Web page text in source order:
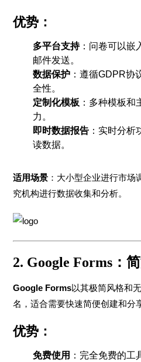
优势：
多平台支持：问卷可以嵌
邮件发送。
数据保护 ：遵循GDPR协
全性。
定制化模板 ：多种模板和
力。
即时数据报告 ：实时分
读数据。
适用场景 ：大小型企业进行市
究机构进行数据收集和分析。
2. Google Forms：
Google Forms以其极简风格和
名，适合需要快速简便创建和分
优势：
免费使用 ：完全免费的工